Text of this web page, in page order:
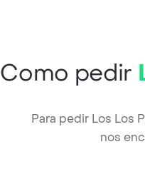
Como pedir
Para pedir Los Los
nos